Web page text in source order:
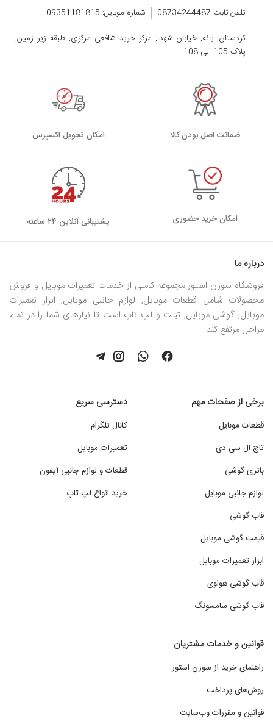
تلفن ثابت 08734244487
شماره موبایل: 09351181815
کردستان, بانه, خیابان شهدا, مرکز خرید شافعی مرکزی, طبقه زیر زمین,
پلاک 105 الی 108
ضمانت اصل بودن کالا اﻣﮑﺎن ﺗﺤﻮﯾﻞ اﮐﺴﭙﺮس
امکان خرید حضوری پشتیبانی آنلاین ۲۴ ساعته
درباره ما
فروشگاه سورن استور مجموعه کاملی از خدمات تعمیرات موبایل و فروش
محصولات شامل قطعات موبایل, لوازم جانبی موبایل, ابزار تعمیرات
موبایل, گوشی موبایل, تبلت و لپ تاپ است تا نیازهای شما را در تمام
مراحل مرتفع کند.
برخی از صفحات مهم
قطعات موبایل
تاچ ال سی دی
باتری گوشی
لوازم جانبی موبایل
قاب گوشی
قیمت گوشی موبایل
ابزار تعمیرات موبایل
قاب گوشی هواوی
قاب گوشی سامسونگ
دسترسی سریع
کانال تلگرام
تعمیرات موبایل
قطعات و لوازم جانبی آیفون
خرید انواع لپ تاپ
قوانین و خدمات مشتریان
راهنمای خرید از سورن استور
روش‌های پرداخت
قوانین و مقررات وب‌سایت